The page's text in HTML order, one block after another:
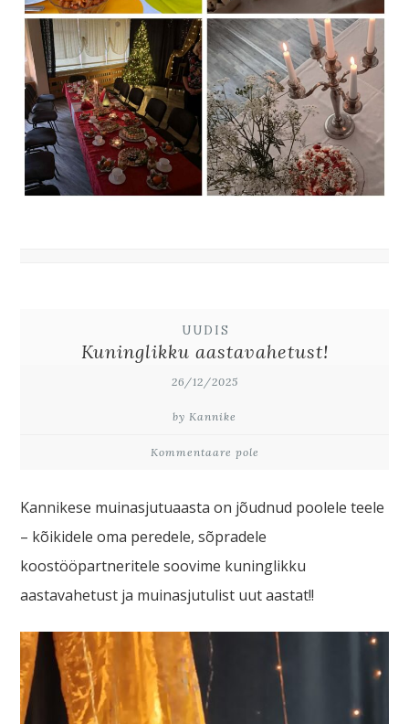
UUDIS
Kuninglikku aastavahetust!
26/12/2025
by Kannike
Kommentaare pole
Kannikese muinasjutuaasta on jõudnud poolele teele
– kõikidele oma peredele, sõpradele
koostööpartneritele soovime kuninglikku
aastavahetust ja muinasjutulist uut aastat!!